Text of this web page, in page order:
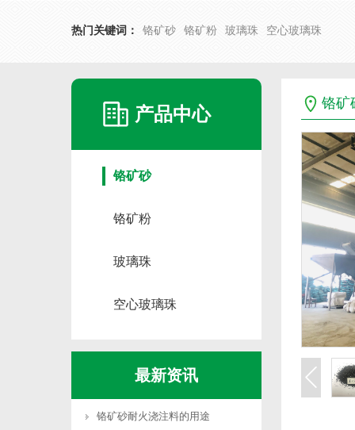
热门关键词： 铬矿砂 铬矿粉 玻璃珠 空心玻璃珠
产品中心
铬矿砂
铬矿粉
玻璃珠
空心玻璃珠
最新资讯
铬矿砂耐火浇注料的用途
铬矿